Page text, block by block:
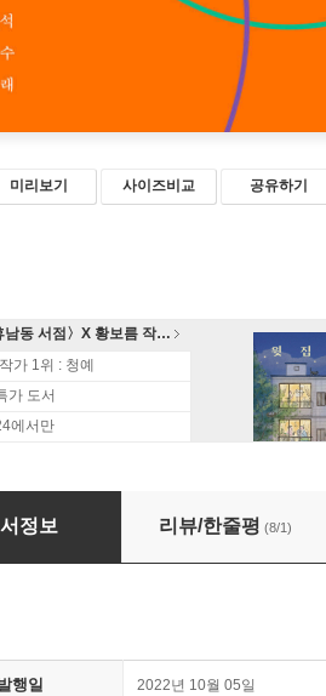
미리보기 사이즈비교 공유하기
뮤지컬 〈휴남동 서점〉X 황보름 작가 북토크
가 1위 : 청예
가 도서
에서만
숲
정보 리뷰/한줄평 (8/1)
행일 2022년 10월 05일